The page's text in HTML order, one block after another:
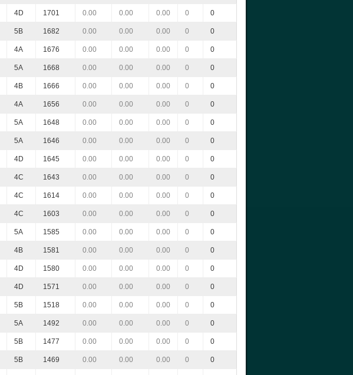
4D 1701 0.00 0.00 0.00 0 0
5B 1682 0.00 0.00 0.00 0 0
4A 1676 0.00 0.00 0.00 0 0
5A 1668 0.00 0.00 0.00 0 0
4B 1666 0.00 0.00 0.00 0 0
4A 1656 0.00 0.00 0.00 0 0
5A 1648 0.00 0.00 0.00 0 0
5A 1646 0.00 0.00 0.00 0 0
4D 1645 0.00 0.00 0.00 0 0
4C 1643 0.00 0.00 0.00 0 0
4C 1614 0.00 0.00 0.00 0 0
4C 1603 0.00 0.00 0.00 0 0
5A 1585 0.00 0.00 0.00 0 0
4B 1581 0.00 0.00 0.00 0 0
4D 1580 0.00 0.00 0.00 0 0
4D 1571 0.00 0.00 0.00 0 0
5B 1518 0.00 0.00 0.00 0 0
5A 1492 0.00 0.00 0.00 0 0
5B 1477 0.00 0.00 0.00 0 0
5B 1469 0.00 0.00 0.00 0 0